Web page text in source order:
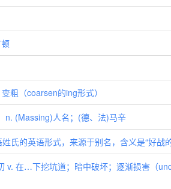
（coarsen的ing形式）
(Massing)人名；(德、法)马辛
的英语形式，来源于别名，含义是“好战
在…下挖坑道；暗中破坏；逐渐损害（